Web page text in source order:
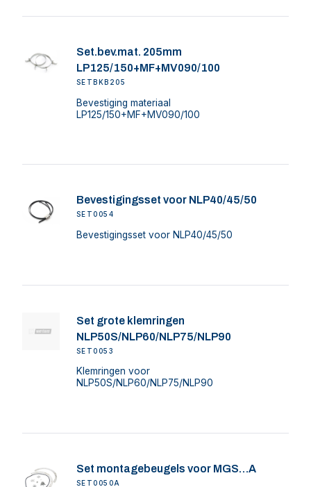
Set.bev.mat. 205mm
LP125/150+MF+MV090/100
SETBKB205
Bevestiging materiaal
LP125/150+MF+MV090/100
Bevestigingsset voor NLP40/45/50
SET0054
Bevestigingsset voor NLP40/45/50
Set grote klemringen
NLP50S/NLP60/NLP75/NLP90
SET0053
Klemringen voor
NLP50S/NLP60/NLP75/NLP90
Set montagebeugels voor MGS…A
SET0050A